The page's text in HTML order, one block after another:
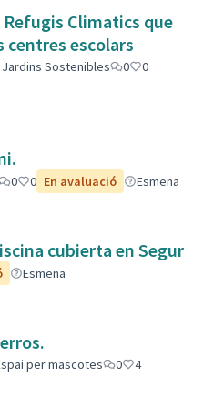
Climatics que
centres escolars
Jardins Sostenibles 0
0
0 0 En avaluació Esmena
cubierta en Segur
Esmena
per mascotes 0
4